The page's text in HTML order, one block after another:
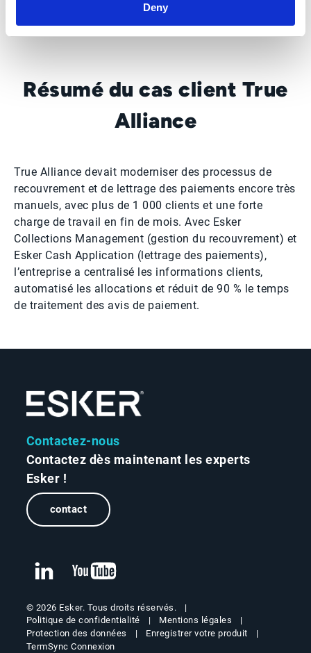
Deny
Résumé du cas client True
Alliance
True Alliance devait moderniser des processus de
recouvrement et de lettrage des paiements encore très
manuels, avec plus de 1 000 clients et une forte
charge de travail en fin de mois. Avec Esker
Collections Management (gestion du recouvrement) et
Esker Cash Application (lettrage des paiements),
l’entreprise a centralisé les informations clients,
automatisé les allocations et réduit de 90 % le temps
de traitement des avis de paiement.
Contactez-nous
Contactez dès maintenant les experts
Esker !
contact
© 2026 Esker. Tous droits réservés.
Politique de confidentialité
Mentions légales
Protection des données
Enregistrer votre produit
TermSync Connexion